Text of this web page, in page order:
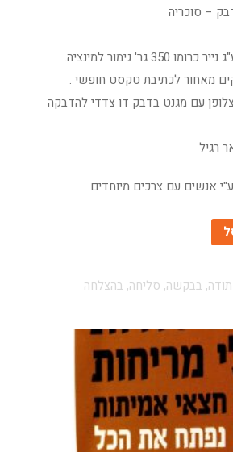
– סוכריה
גר' גימור למינציה.
מאחור לכתיבת טקסט חופשי .
עם מגנט בדבק דו צדדי להדבקה
רגיל
אנשים עם צרכים מיוחדים
תודה, בבקשה, סליחה, בהצלחה